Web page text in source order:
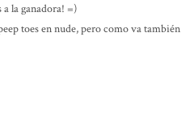
la ganadora! =)
toes en nude, pero como va también